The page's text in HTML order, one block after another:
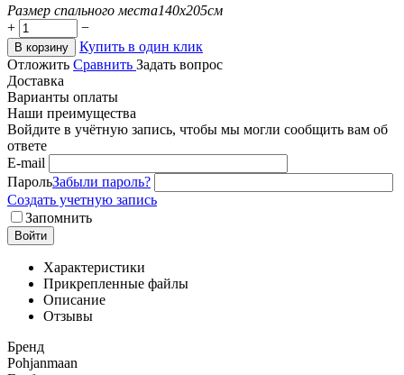
Размер спального места140x205см
+
−
В корзину
Купить в один клик
Отложить Сравнить Задать вопрос
Доставка
Варианты оплаты
Наши преимущества
Войдите в учётную запись, чтобы мы могли сообщить вам об
ответе
E-mail
ПарольЗабыли пароль?
Создать учетную запись
Запомнить
Войти
Характеристики
Прикрепленные файлы
Описание
Отзывы
Бренд
Pohjanmaan